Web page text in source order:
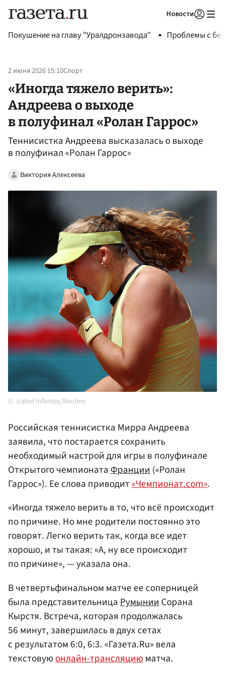
Новости
Покушение на главу "Уралдронзавода" Проблемы с
2 июня 2026 15:10Спорт
«Иногда тяжело верить»:
Андреева о выходе
в полуфинал «Ролан Гаррос»
Теннисистка Андреева высказалась о выходе
в полуфинал «Ролан Гаррос»
Виктория Алексеева
Isabel Infantes/Reuters
Российская теннисистка Мирра Андреева
заявила, что постарается сохранить
необходимый настрой для игры в полуфинале
Открытого чемпионатаФранции(«Ролан
Гаррос»). Ее слова приводит«Чемпионат.com».
«Иногда тяжело верить в то, что всё происходит
по причине. Но мне родители постоянно это
говорят. Легко верить так, когда все идет
хорошо, и ты такая: «А, ну все происходит
по причине», — указала она.
В четвертьфинальном матче ее соперницей
была представительница Румынии Сорана
Кырстя. Встреча, которая продолжалась
56 минут, завершилась в двух сетах
с результатом 6:0, 6:3. «Газета.Ru» вела
текстовуюонлайн-трансляциюматча.